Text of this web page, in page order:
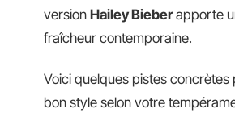
version Hailey Bieberapporte
fraîcheur contemporaine.
Voici quelques pistes concrètes
bon style selon votre